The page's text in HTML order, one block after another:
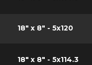
18" x 8" - 5x120
18" x 8" - 5x114.3